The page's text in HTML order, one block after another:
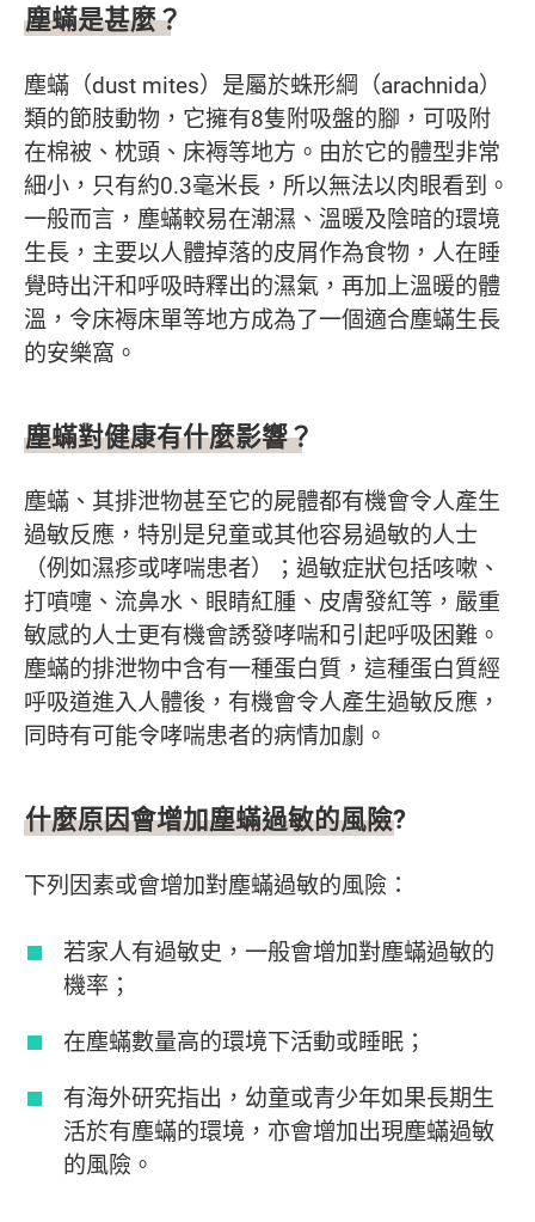
塵蟎是甚麼？
塵蟎（dust mites）是屬於蛛形綱（arachnida）
類的節肢動物，它擁有8隻附吸盤的腳，可吸附
在棉被、枕頭、床褥等地方。由於它的體型非常
細小，只有約0.3毫米長，所以無法以肉眼看到。
一般而言，塵蟎較易在潮濕、溫暖及陰暗的環境
生長，主要以人體掉落的皮屑作為食物，人在睡
覺時出汗和呼吸時釋出的濕氣，再加上溫暖的體
溫，令床褥床單等地方成為了一個適合塵蟎生長
的安樂窩。
塵蟎對健康有什麼影響？
塵蟎、其排泄物甚至它的屍體都有機會令人產生
過敏反應，特別是兒童或其他容易過敏的人士
（例如濕疹或哮喘患者）；過敏症狀包括咳嗽、
打噴嚏、流鼻水、眼睛紅腫、皮膚發紅等，嚴重
敏感的人士更有機會誘發哮喘和引起呼吸困難。
塵蟎的排泄物中含有一種蛋白質，這種蛋白質經
呼吸道進入人體後，有機會令人產生過敏反應，
同時有可能令哮喘患者的病情加劇。
什麼原因會增加塵蟎過敏的風險?
下列因素或會增加對塵蟎過敏的風險：
若家人有過敏史，一般會增加對塵蟎過敏的
機率；
在塵蟎數量高的環境下活動或睡眠；
有海外研究指出，幼童或青少年如果長期生
活於有塵蟎的環境，亦會增加出現塵蟎過敏
的風險。